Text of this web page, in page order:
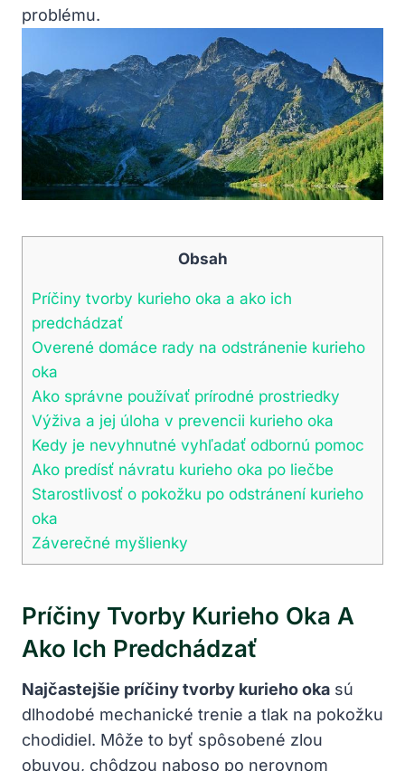
problému.
Obsah
Príčiny tvorby kurieho oka a ako ich
predchádzať
Overené domáce rady na odstránenie kurieho
oka
Ako správne používať prírodné prostriedky
Výživa a jej úloha v prevencii kurieho oka
Kedy je nevyhnutné vyhľadať odbornú pomoc
Ako predísť návratu kurieho oka po liečbe
Starostlivosť o pokožku po odstránení kurieho
oka
Záverečné myšlienky
Príčiny Tvorby Kurieho Oka A
Ako Ich Predchádzať
Najčastejšie príčiny tvorby kurieho oka sú
dlhodobé mechanické trenie a tlak na pokožku
chodidiel. Môže to byť spôsobené zlou
obuvou, chôdzou naboso po nerovnom